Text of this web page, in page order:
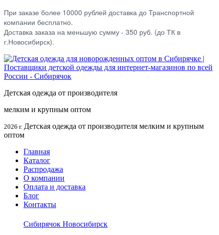
При заказе более 10000 рублей доставка до Транспортной
компании бесплатно.
Доставка заказа на меньшую сумму - 350 руб. (до ТК в
г.Новосибирск).
Детская одежда от производителя
мелким и крупным оптом
2026 г. Детская одежда от производителя мелким и крупным
оптом
Главная
Каталог
Распродажа
О компании
Оплата и доставка
Блог
Контакты
Сибирячок Новосибирск